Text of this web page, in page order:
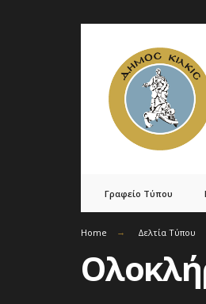
content
Γραφείο Τύπου
Home Δελτία Τύπου